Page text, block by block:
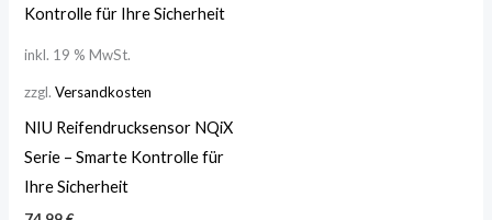
inkl. 19 % MwSt.
zzgl.Versandkosten
NIU Reifendrucksensor NQiX
Serie – Smarte Kontrolle für
Ihre Sicherheit